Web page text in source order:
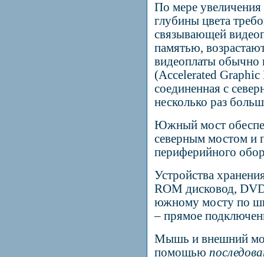
По мере
глубины цвета
связывающей
памятью,
видеоплаты обычно
(Accelerated Graphic
соединенная с
несколько раз
Южный мост
северным мостом и
периферийного
Устройства
ROM дисковод,
южному мосту по
– прямое
Мышь и внешний
помощью